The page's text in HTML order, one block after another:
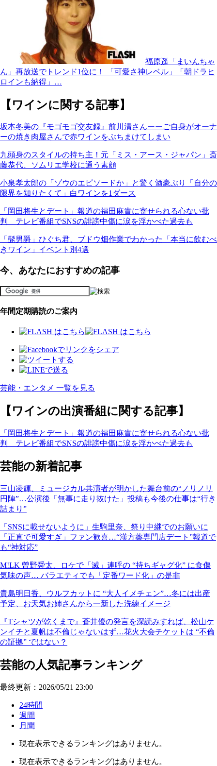
福原遥「まいんちゃ
ん」再放送でトレンド1位に！ 「可愛さ神レベル」「朝ドラヒ
ロインも納得」…
【ワインに関する記事】
坂本冬美の『モゴモゴ交友録』前川清さんーーご自身がオーナ
ーの焼き肉屋さんで赤ワインをぶちまけてしまい
九頭身のスタイルの持ち主！元「ミス・アース・ジャパン」斎
藤恭代、ソムリエ学校に通う素顔
小泉孝太郎の「ゾウのエピソードか」と驚く酒豪ぶり「自分の
限界を知りたくて」白ワインを1ダース
「岡田将生とデート」報道の福田麻貴に寄せられる心ない批
判 テレビ番組でSNSの誹謗中傷に涙を浮かべた過去も
「髭男爵」ひぐち君、ブドウ畑作業でわかった「本当に飲むべ
きワイン」イベント別4選
今、あなたにおすすめの記事
年間定期購読のご案内
芸能・エンタメ 一覧を見る
【ワインの出演番組に関する記事】
「岡田将生とデート」報道の福田麻貴に寄せられる心ない批
判 テレビ番組でSNSの誹謗中傷に涙を浮かべた過去も
芸能の新着記事
三山凌輝、ミュージカル共演者が明かした舞台前の“ノリノリ
円陣”…公演後「無事に走り抜けた」投稿も今後の仕事は“行き
詰まり”
「SNSに載せないように」生駒里奈、祭り中継でのお願いに
「正直で可愛すぎ」ファン歓喜…“漢方薬専門店デート”報道で
も“神対応”
M!LK 曽野舜太、ロケで「滅」連呼の “持ちギャグ化” に食傷
気味の声… バラエティでも「定番ワード化」の是非
貴島明日香、ウルフカットに “大人イメチェン”…冬には出産
予定、お天気お姉さんから一新した洗練イメージ
『Tシャツが乾くまで』蒼井優の発言を深読みすれば、松山ケ
ンイチと夏帆は不倫じゃないはず…花火大会チケットは “不倫
の証拠” ではない？
芸能の人気記事ランキング
最終更新：2026/05/21 23:00
24時間
週間
月間
現在表示できるランキングはありません。
現在表示できるランキングはありません。